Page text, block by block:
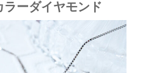
ーダイヤモンド